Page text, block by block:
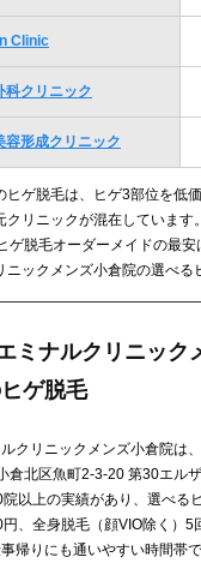
Clinic
科クリニック
容形成クリニック
ヒゲ脱毛は、ヒゲ3部位を低
クリニックが混在していま
ゲ脱毛オーダーメイドの最
ニックメンズ小倉院の選べる
ミナルクリニック
ゲ脱毛
クリニックメンズ小倉院は
倉北区魚町2-3-20 第30エル
以上の実績があり、選べる
、全身脱毛（顔VIO除く）
帰りにも通いやすい時間帯で